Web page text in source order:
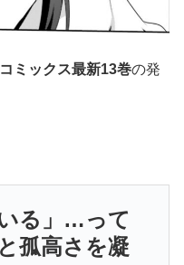
コミックス最新13巻の発
る」…って
孤高さを凝